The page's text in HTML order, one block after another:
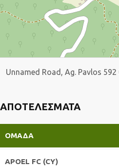
Unnamed Road, Ag. Pavlos
ΑΠΟΤΕΛΈΣΜΑΤΑ
ΟΜΆΔΑ
APOEL FC (CY)